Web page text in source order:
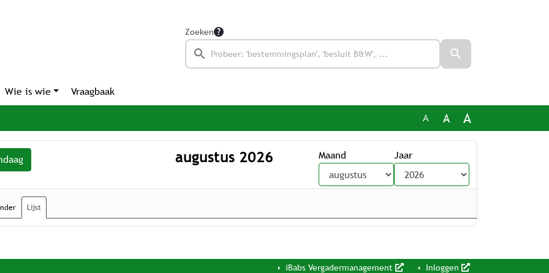
Zoeken
Wie is wie Vraagbaak
A A A
augustus 2026 Maand Jaar
Lijst
iBabs Vergadermanagement Inloggen